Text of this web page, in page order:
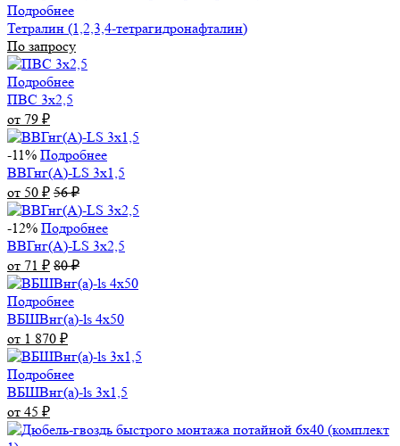
Подробнее
Тетралин (1,2,3,4-тетрагидронафталин)
По запросу
Подробнее
ПВС 3х2,5
от 79 ₽
-11% Подробнее
ВВГнг(А)-LS 3х1,5
от 50 ₽ 56₽
-12% Подробнее
ВВГнг(А)-LS 3х2,5
от 71 ₽ 80₽
Подробнее
ВБШВнг(а)-ls 4x50
от 1 870 ₽
Подробнее
ВБШВнг(а)-ls 3х1,5
от 45 ₽